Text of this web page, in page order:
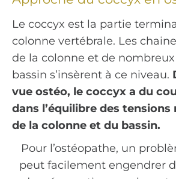
Le coccyx est la partie
colonne vertébrale. Les
de la colonne et de
bassin s’insèrent à ce niveau.
vue ostéo, le coccyx a du
dans l’équilibre des tensions
de la colonne et du bassin.
Pour l’ostéopathe, un
peut facilement engendrer